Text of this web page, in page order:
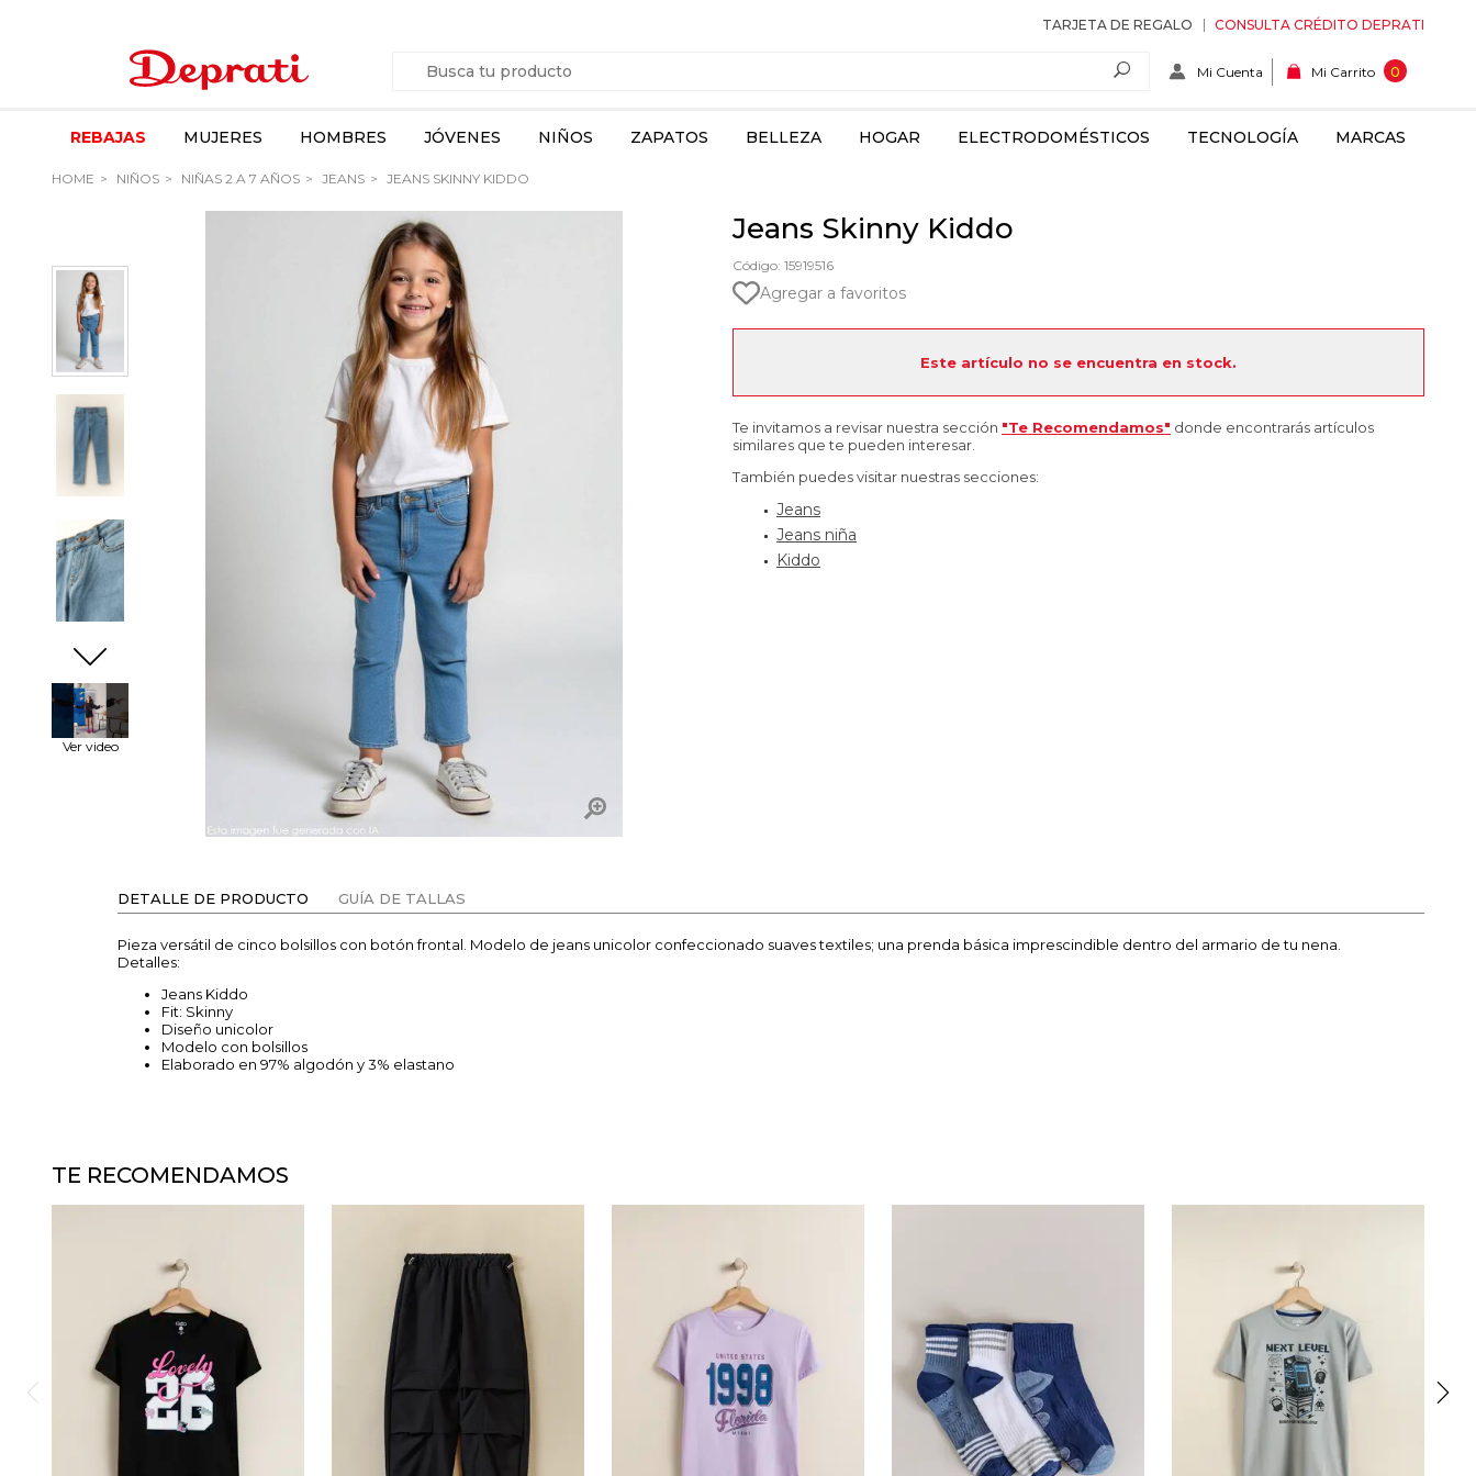
TARJETA DE REGALO CONSULTA CRÉDITO DEPRATI
Mi Cuenta Mi Carrito 0
REBAJAS MUJERES HOMBRES JÓVENES NIÑOS ZAPATOS BELLEZA HOGAR ELECTRODOMÉSTICOS TECNOLOGÍA MARCAS
HOME NIÑOS NIÑAS 2 A 7 AÑOS JEANS JEANS SKINNY KIDDO
Ver video
Jeans Skinny Kiddo
Código: 15919516
Agregar a favoritos
Este artículo no se encuentra en stock.
Te invitamos a revisar nuestra sección "Te Recomendamos" donde encontrarás artículos
similares que te pueden interesar.
También puedes visitar nuestras secciones:
Jeans
Jeans niña
Kiddo
DETALLE DE PRODUCTO GUÍA DE TALLAS
Pieza versátil de cinco bolsillos con botón frontal. Modelo de jeans unicolor confeccionado suaves textiles; una prenda básica imprescindible dentro del armario de tu nena.
Detalles:
Jeans Kiddo
Fit: Skinny
Diseño unicolor
Modelo con bolsillos
Elaborado en 97% algodón y 3% elastano
TE RECOMENDAMOS